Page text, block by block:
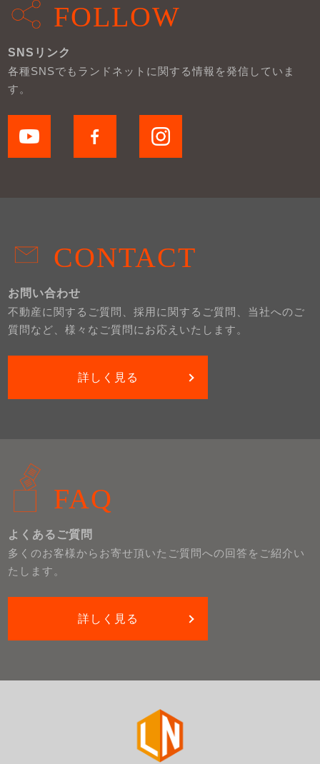
FOLLOW
SNSリンク
各種SNSでもランドネットに関する情報を発信していま
す。
CONTACT
お問い合わせ
不動産に関するご質問、採用に関するご質問、当社へのご
質問など、様々なご質問にお応えいたします。
詳しく見る
FAQ
よくあるご質問
多くのお客様からお寄せ頂いたご質問への回答をご紹介い
たします。
詳しく見る